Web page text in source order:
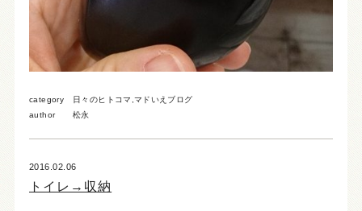
category 日々のヒトコマ マドいえブログ
author
松永
2016.02.06
トイレ→収納